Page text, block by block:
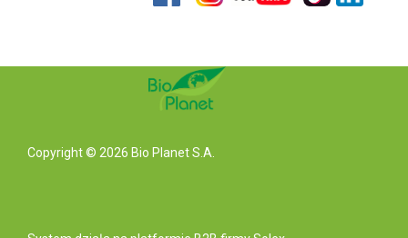
Copyright © 2026 Bio Planet S.A.